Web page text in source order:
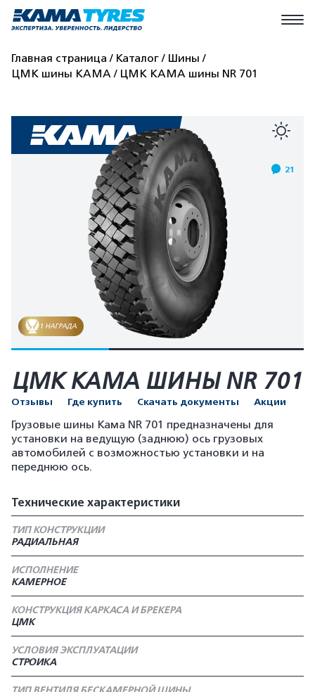
Главная страница Каталог
Шины
ЦМК шины КАМА
ЦМК КАМА шины NR 701
21
1 НАГРАДА
ЦМК КАМА ШИНЫ NR 701
Отзывы Где купить Скачать документы Акции
Грузовые шины Кама NR 701 предназначены для
установки на ведущую (заднюю) ось грузовых
автомобилей с возможностью установки и на
переднюю ось.
Технические характеристики
ТИП КОНСТРУКЦИИ
РАДИАЛЬНАЯ
ИСПОЛНЕНИЕ
КАМЕРНОЕ
КОНСТРУКЦИЯ КАРКАСА И БРЕКЕРА
ЦМК
УСЛОВИЯ ЭКСПЛУАТАЦИИ
СТРОИКА